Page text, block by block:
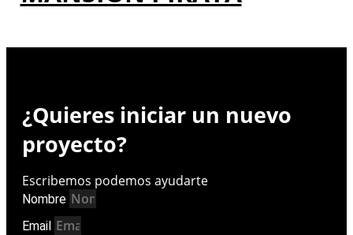
¿Quieres iniciar un nuevo
proyecto?
Escribemos podemos ayudarte
Nombre
Email